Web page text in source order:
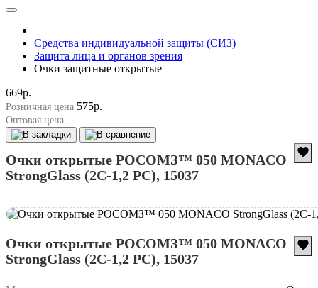
Средства индивидуальной защиты (СИЗ)
Защита лица и органов зрения
Очки защитные открытые
669р.
Розничная цена 575р.
Оптовая цена
Очки открытые РОСОМЗ™ 050 MONACO
StrongGlass (2С-1,2 PС), 15037
Очки открытые РОСОМЗ™ 050 MONACO
StrongGlass (2С-1,2 PС), 15037